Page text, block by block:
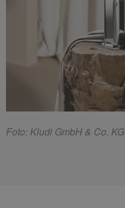
Foto: Kludi GmbH & Co. KG